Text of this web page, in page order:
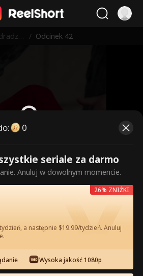
/ Odcinek 42
odcinki. Odblokuj,
oglądać.
: 0
seriale za darmo
Anuluj w dowolnym momencie.
a następnie $19.99/tydzień. Anuluj
Wysoka jakość 1080p
26% ZNIŻKI